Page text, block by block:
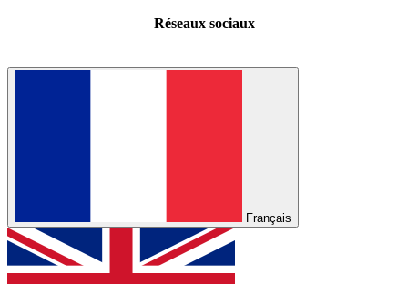
Réseaux sociaux
Français